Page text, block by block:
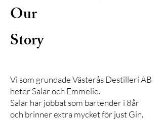
Our
Story
Vi som grundade Västerås Destilleri AB
heter Salar och Emmelie.​
Salar har jobbat som bartender i 8år
och brinner extra mycket för just Gin.